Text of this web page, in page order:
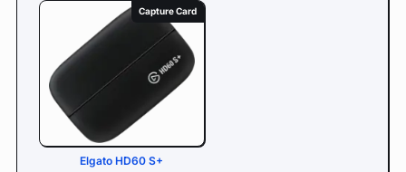
Capture Card
Elgato HD60 S+